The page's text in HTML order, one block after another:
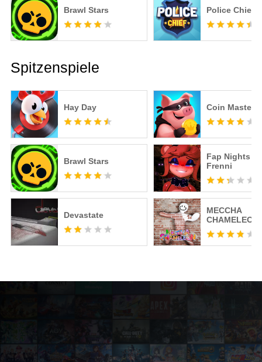
Brawl Stars Police Chief
Spitzenspiele
Hay Day
Brawl Stars
Devastate
Coin Master
Fap Nights at
Frenni
MECCHA
CHAMELEON